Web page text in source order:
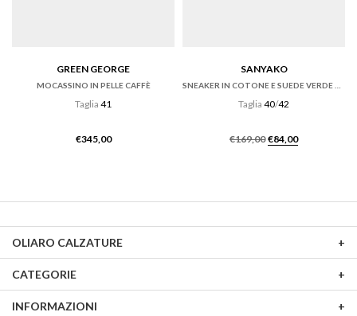
GREEN GEORGE
MOCASSINO IN PELLE CAFFÈ
Taglia 41
€345,00
SANYAKO
Taglia 40/42
€169,00 Il
€169,00.
€84,00Il
€84,00.
OLIARO CALZATURE
CATEGORIE
INFORMAZIONI